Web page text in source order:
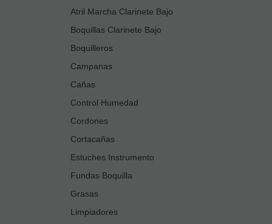
Atril Marcha Clarinete Bajo
Boquillas Clarinete Bajo
Boquilleros
Campanas
Cañas
Control Humedad
Cordones
Cortacañas
Estuches Instrumento
Fundas Boquilla
Grasas
Limpiadores